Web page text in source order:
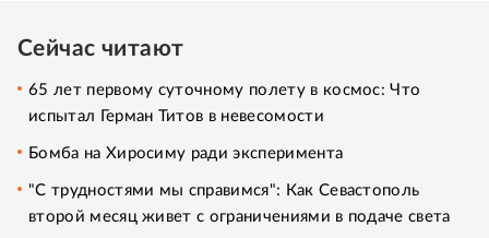
Сейчас читают
65 лет первому суточному полету в космос: Что
испытал Герман Титов в невесомости
Бомба на Хиросиму ради эксперимента
"С трудностями мы справимся": Как Севастополь
второй месяц живет с ограничениями в подаче света